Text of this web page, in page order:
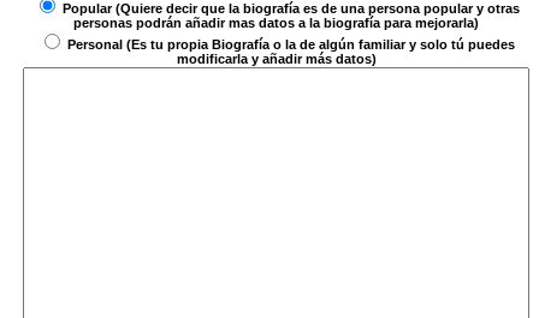
Popular(Quiere decir que la biografía es de una persona popular y otras
personas podrán añadir mas datos a la biografía para mejorarla)
Personal(Es tu propia Biografía o la de algún familiar y solo tú puedes
modificarla y añadir más datos)